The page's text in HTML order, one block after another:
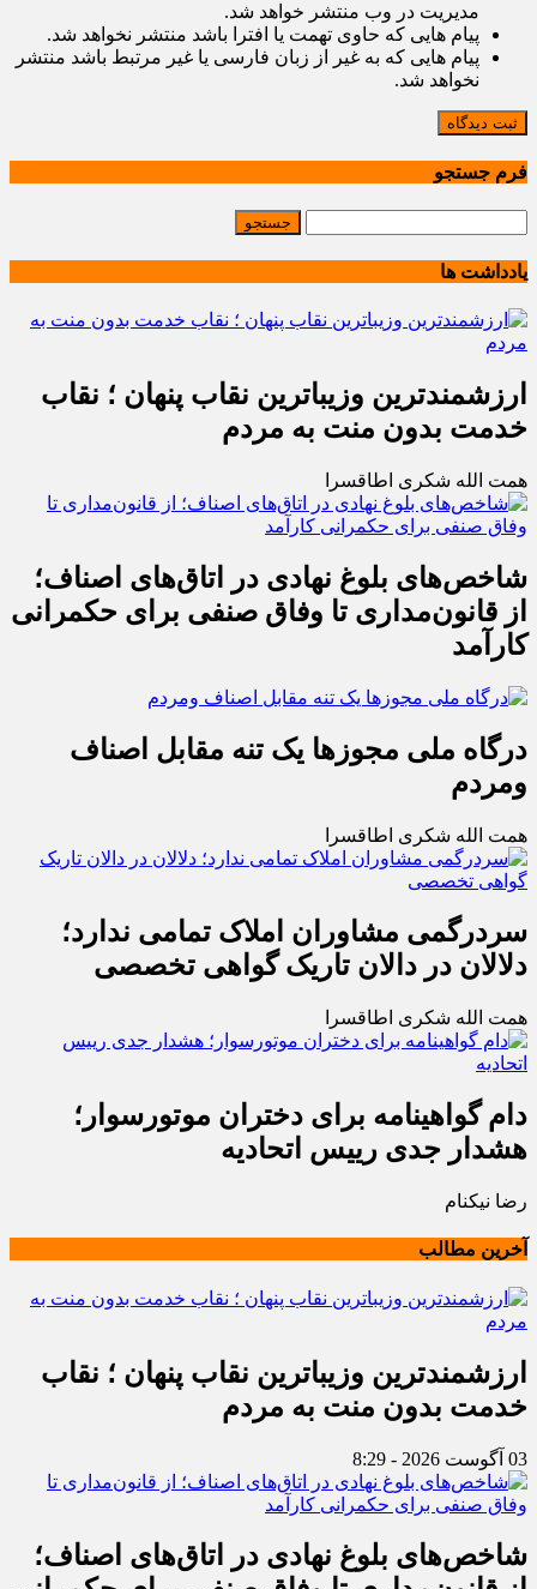
مدیریت در وب منتشر خواهد شد.
پیام هایی که حاوی تهمت یا افترا باشد منتشر نخواهد شد.
پیام هایی که به غیر از زبان فارسی یا غیر مرتبط باشد منتشر
نخواهد شد.
ثبت دیدگاه
فرم جستجو
یادداشت ها
ارزشمندترین وزیباترین نقاب پنهان ؛ نقاب
خدمت بدون منت به مردم
همت الله شکری اطاقسرا
شاخص‌های بلوغ نهادی در اتاق‌های اصناف؛
از قانون‌مداری تا وفاق صنفی برای حکمرانی
کارآمد
درگاه ملی مجوزها یک تنه مقابل اصناف
ومردم
همت الله شکری اطاقسرا
سردرگمی مشاوران املاک تمامی ندارد؛
دلالان در دالان تاریک گواهی تخصصی
همت الله شکری اطاقسرا
دام گواهینامه برای دختران موتورسوار؛
هشدار جدی رییس اتحادیه
رضا نیکنام
آخرین مطالب
ارزشمندترین وزیباترین نقاب پنهان ؛ نقاب
خدمت بدون منت به مردم
03 آگوست 2026 - 8:29
شاخص‌های بلوغ نهادی در اتاق‌های اصناف؛